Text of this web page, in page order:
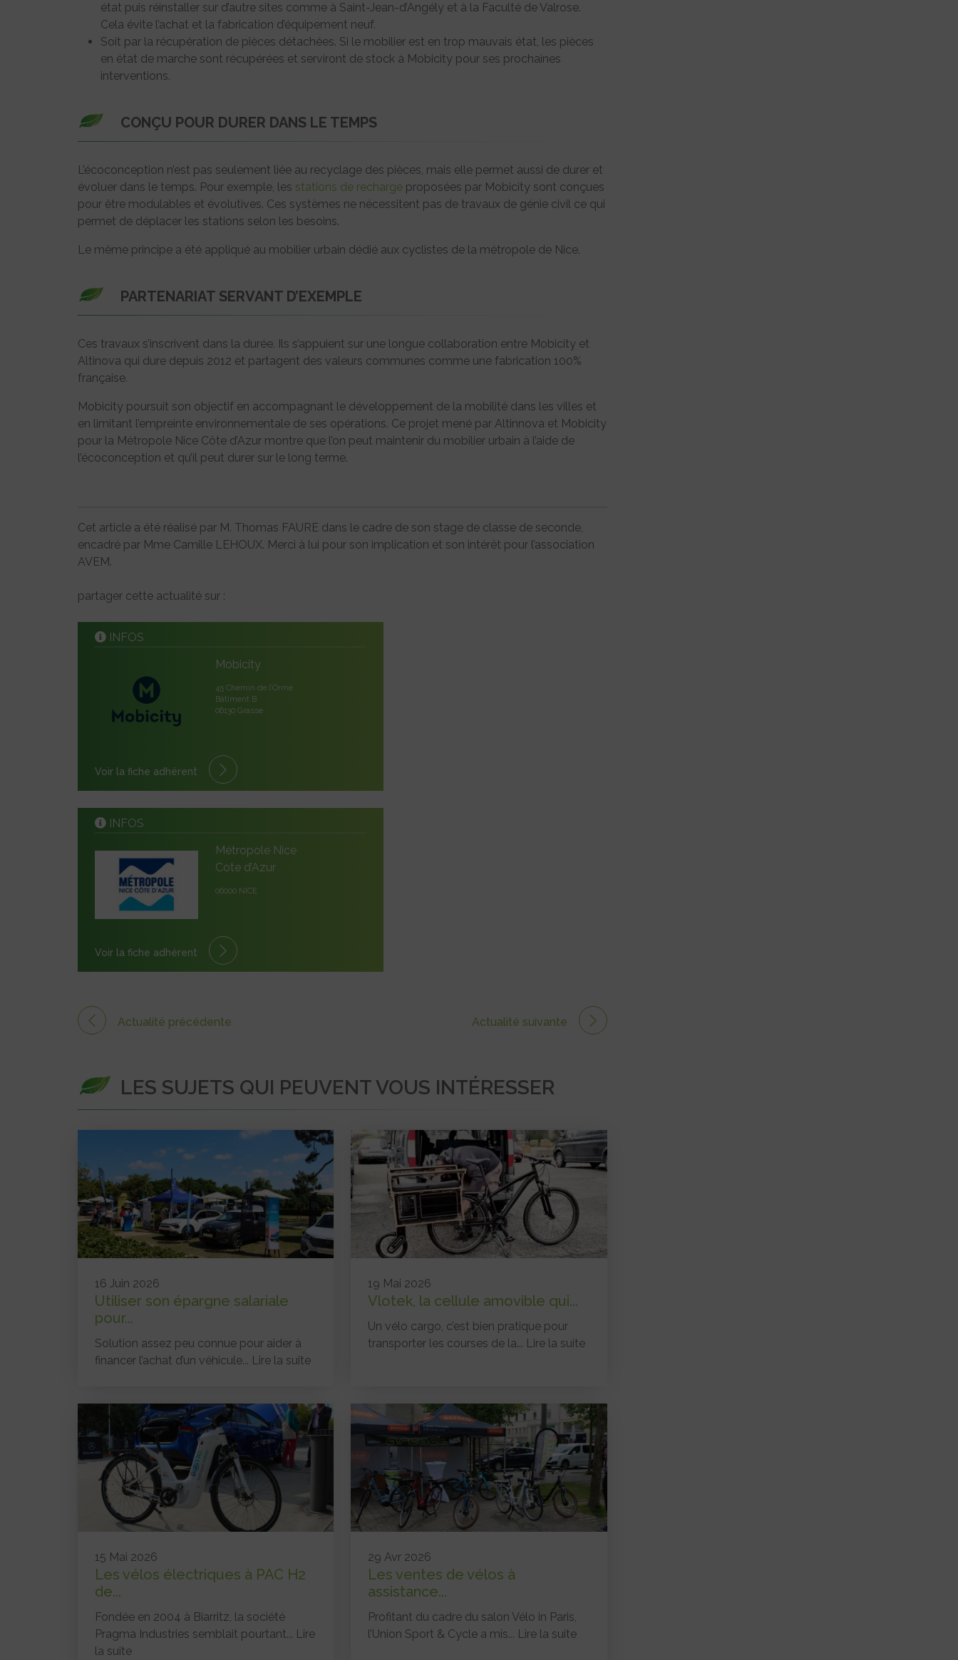
état puis réinstaller sur d’autre sites comme à Saint-Jean-d’Angély et à la Faculté de Valrose.
Cela évite l’achat et la fabrication d’équipement neuf.
Soit par la récupération de pièces détachées. Si le mobilier est en trop mauvais état, les pièces
en état de marche sont récupérées et serviront de stock à Mobicity pour ses prochaines
interventions.
CONÇU POUR DURER DANS LE TEMPS
L’écoconception n’est pas seulement liée au recyclage des pièces, mais elle permet aussi de durer et
évoluer dans le temps. Pour exemple, les stations de recharge proposées par Mobicity sont conçues
pour être modulables et évolutives. Ces systèmes ne nécessitent pas de travaux de génie civil ce qui
permet de déplacer les stations selon les besoins.
Le même principe a été appliqué au mobilier urbain dédié aux cyclistes de la métropole de Nice.
PARTENARIAT SERVANT D’EXEMPLE
Ces travaux s’inscrivent dans la durée. Ils s’appuient sur une longue collaboration entre Mobicity et
Altinova qui dure depuis 2012 et partagent des valeurs communes comme une fabrication 100%
française.
Mobicity poursuit son objectif en accompagnant le développement de la mobilité dans les villes et
en limitant l’empreinte environnementale de ses opérations. Ce projet mené par Altinnova et Mobicity
pour la Métropole Nice Côte d’Azur montre que l’on peut maintenir du mobilier urbain à l’aide de
l’écoconception et qu’il peut durer sur le long terme.
Cet article a été réalisé par M. Thomas FAURE dans le cadre de son stage de classe de seconde,
encadré par Mme Camille LEHOUX. Merci à lui pour son implication et son intérêt pour l’association
AVEM.
partager cette actualité sur :
INFOS
Mobicity
45 Chemin de l’Orme
Bâtiment B
06130 Grasse
Voir la fiche adhérent
INFOS
Métropole Nice
Cote d’Azur
06000 NICE
Voir la fiche adhérent
Actualité précédente Actualité suivante
LES SUJETS QUI PEUVENT VOUS INTÉRESSER
16 Juin 2026
Utiliser son épargne salariale
pour...
Solution assez peu connue pour aider à
financer l’achat d’un véhicule... Lire la suite
19 Mai 2026
Vlotek, la cellule amovible qui...
Un vélo cargo, c’est bien pratique pour
transporter les courses de la... Lire la suite
15 Mai 2026
Les vélos électriques à PAC H2
de...
Fondée en 2004 à Biarritz, la société
Pragma Industries semblait pourtant... Lire
la suite
29 Avr 2026
Les ventes de vélos à
assistance...
Profitant du cadre du salon Vélo in Paris,
l’Union Sport & Cycle a mis... Lire la suite